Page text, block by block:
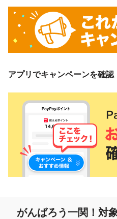
アプリでキャンペーンを確認
がんばろう一関！ 対